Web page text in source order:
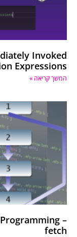
Invoked
Expressions
המשך קריאה »
Programming –
fetch